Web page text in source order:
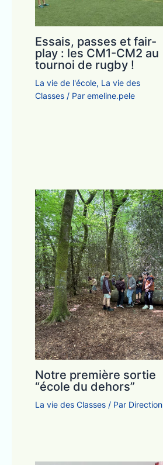
Essais, passes et fair-
play : les CM1-CM2 au
tournoi de rugby !
La vie de l'école, La vie des
Classes / Par emeline.pele
Notre première sortie
“école du dehors”
La vie des Classes / Par Direction